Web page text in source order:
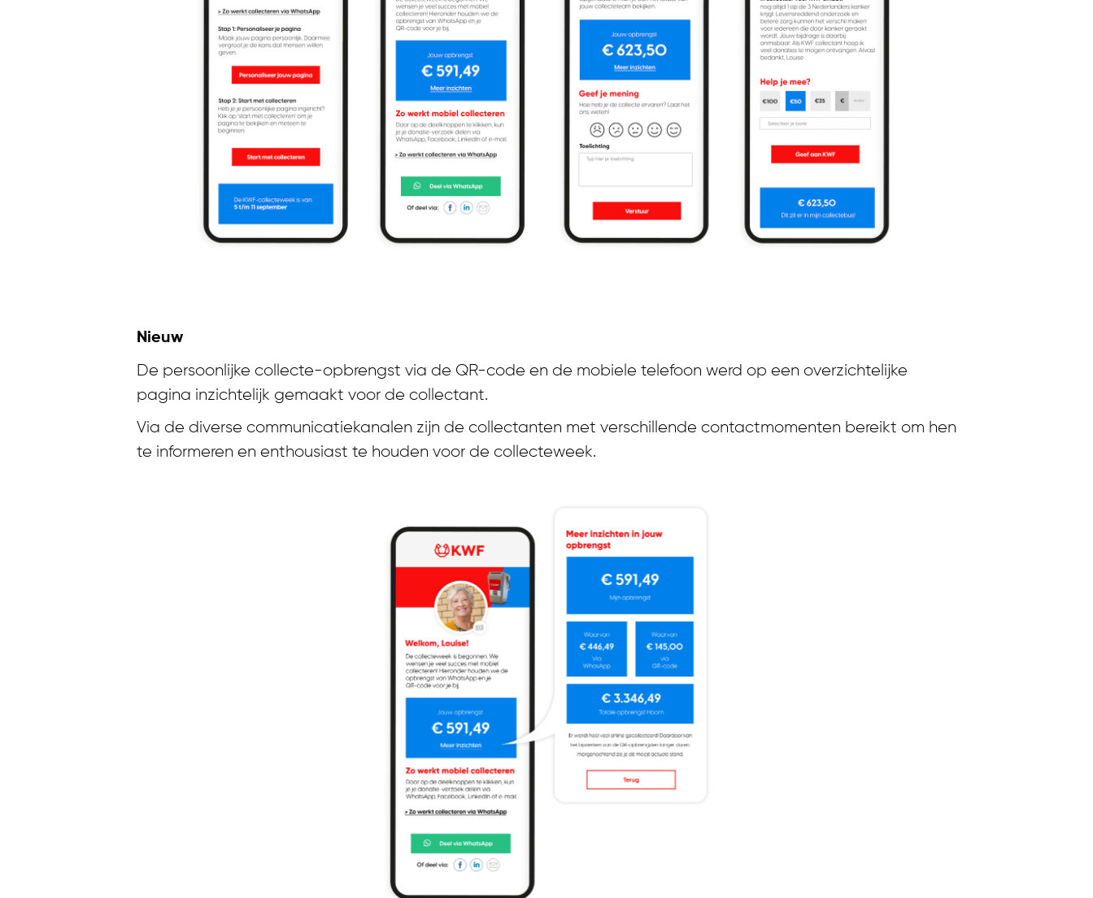
Nieuw
De persoonlijke collecte-opbrengst via de QR-code en de mobiele telefoon werd op een overzichtelijke
pagina inzichtelijk gemaakt voor de collectant.
Via de diverse communicatiekanalen zijn de collectanten met verschillende contactmomenten bereikt om hen
te informeren en enthousiast te houden voor de collecteweek.